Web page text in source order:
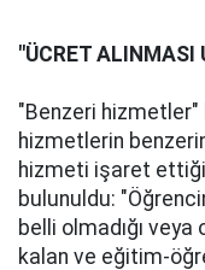
"ÜCRET ALINMASI
"Benzeri hizmetler"
hizmetlerin
hizmeti işaret ettiği
bulunuldu:
belli olmadığı
kalan ve eğitim-